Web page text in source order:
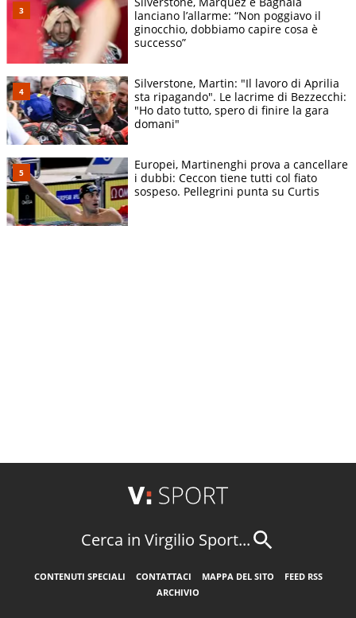
lanciano l’allarme: “Non poggiavo il
ginocchio, dobbiamo capire cosa è
successo”
Silverstone, Martin: "Il lavoro di Aprilia
sta ripagando". Le lacrime di Bezzecchi:
"Ho dato tutto, spero di finire la gara
domani"
Europei, Martinenghi prova a cancellare
i dubbi: Ceccon tiene tutti col fiato
sospeso. Pellegrini punta su Curtis
Cerca in Virgilio Sport...
CONTENUTI SPECIALI CONTATTACI MAPPA DEL SITO
FEED RSS
ARCHIVIO